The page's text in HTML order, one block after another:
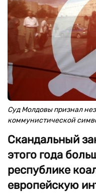
Суд Молдовы признал
коммунистической
Скандальный
этого года
республике
европейскую